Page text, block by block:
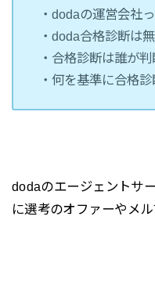
・dodaの運営会社っ
・doda合格診断は無
・合格診断は誰が判
・何を基準に合格診
dodaのエージェントサ
に選考のオファーやメル